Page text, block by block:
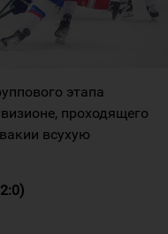
этапа
проходящего
всухую